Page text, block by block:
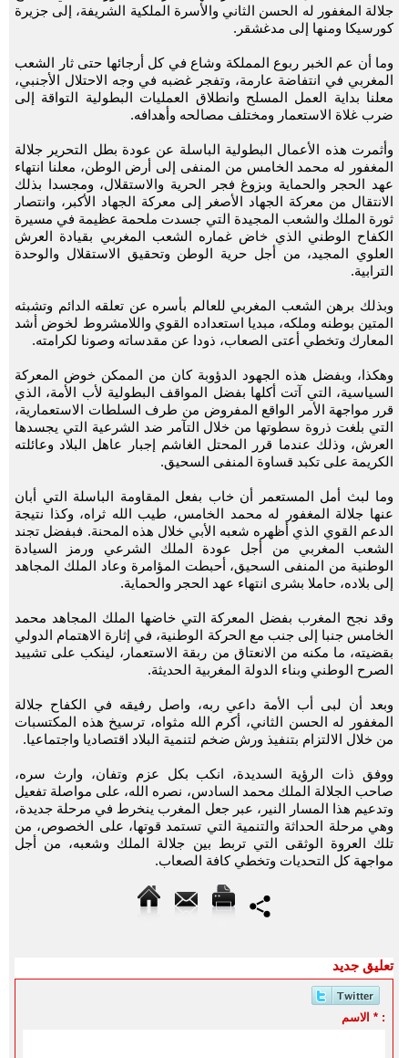
جلالة المغفور له الحسن الثاني والأسرة الملكية الشريفة، إلى جزيرة
كورسيكا ومنها إلى مدغشقر.
وما أن عم الخبر ربوع المملكة وشاع في كل أرجائها حتى ثار الشعب
المغربي في انتفاضة عارمة، وتفجر غضبه في وجه الاحتلال الأجنبي،
معلنا بداية العمل المسلح وانطلاق العمليات البطولية التواقة إلى
ضرب غلاة الاستعمار ومختلف مصالحه وأهدافه.
وأثمرت هذه الأعمال البطولية الباسلة عن عودة بطل التحرير جلالة
المغفور له محمد الخامس من المنفى إلى أرض الوطن، معلنا انتهاء
عهد الحجر والحماية وبزوغ فجر الحرية والاستقلال، ومجسدا بذلك
الانتقال من معركة الجهاد الأصغر إلى معركة الجهاد الأكبر، وانتصار
ثورة الملك والشعب المجيدة التي جسدت ملحمة عظيمة في مسيرة
الكفاح الوطني الذي خاض غماره الشعب المغربي بقيادة العرش
العلوي المجيد، من أجل حرية الوطن وتحقيق الاستقلال والوحدة
الترابية.
وبذلك برهن الشعب المغربي للعالم بأسره عن تعلقه الدائم وتشبثه
المتين بوطنه وملكه، مبديا استعداده القوي واللامشروط لخوض أشد
المعارك وتخطي أعتى الصعاب، ذودا عن مقدساته وصونا لكرامته.
وهكذا، وبفضل هذه الجهود الدؤوبة كان من الممكن خوض المعركة
السياسية، التي آتت أكلها بفضل المواقف البطولية لأب الأمة، الذي
قرر مواجهة الأمر الواقع المفروض من طرف السلطات الاستعمارية،
التي بلغت ذروة سطوتها من خلال التآمر ضد الشرعية التي يجسدها
العرش، وذلك عندما قرر المحتل الغاشم إجبار عاهل البلاد وعائلته
الكريمة على تكبد قساوة المنفى السحيق.
وما لبث أمل المستعمر أن خاب بفعل المقاومة الباسلة التي أبان
عنها جلالة المغفور له محمد الخامس، طيب الله ثراه، وكذا نتيجة
الدعم القوي الذي أظهره شعبه الأبي خلال هذه المحنة. فبفضل تجند
الشعب المغربي من أجل عودة الملك الشرعي ورمز السيادة
الوطنية من المنفى السحيق، أحبطت المؤامرة وعاد الملك المجاهد
إلى بلاده، حاملا بشرى انتهاء عهد الحجر والحماية.
وقد نجح المغرب بفضل المعركة التي خاضها الملك المجاهد محمد
الخامس جنبا إلى جنب مع الحركة الوطنية، في إثارة الاهتمام الدولي
بقضيته، ما مكنه من الانعتاق من ربقة الاستعمار، لينكب على تشييد
الصرح الوطني وبناء الدولة المغربية الحديثة.
وبعد أن لبى أب الأمة داعي ربه، واصل رفيقه في الكفاح جلالة
المغفور له الحسن الثاني، أكرم الله مثواه، ترسيخ هذه المكتسبات
من خلال الالتزام بتنفيذ ورش ضخم لتنمية البلاد اقتصاديا واجتماعيا.
ووفق ذات الرؤية السديدة، انكب بكل عزم وتفان، وارث سره،
صاحب الجلالة الملك محمد السادس، نصره الله، على مواصلة تفعيل
وتدعيم هذا المسار النير، عبر جعل المغرب ينخرط في مرحلة جديدة،
وهي مرحلة الحداثة والتنمية التي تستمد قوتها، على الخصوص، من
تلك العروة الوثقى التي تربط بين جلالة الملك وشعبه، من أجل
مواجهة كل التحديات وتخطي كافة الصعاب.
تعليق جديد
الاسم * :